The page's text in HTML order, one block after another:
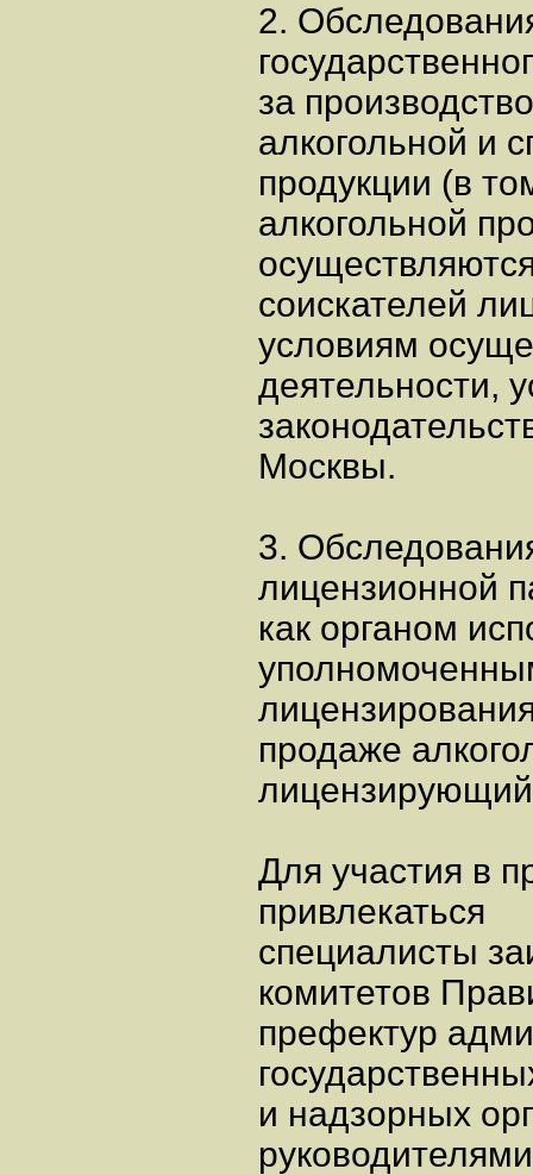
2.
за
алкогольной и
продукции (в
алкогольной
соискателей
условиям
деятельности,
Москвы.
3.
лицензионной
как органом
продаже
лицензирующий
Для участия в
привлекаться
специалисты
комитетов
префектур
и надзорных